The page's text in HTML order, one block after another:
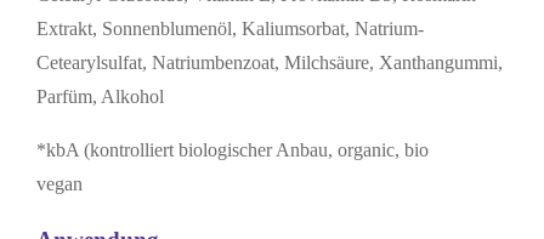
Extrakt, Sonnenblumenöl, Kaliumsorbat, Natrium-
Cetearylsulfat, Natriumbenzoat, Milchsäure, Xanthangummi,
Parfüm, Alkohol
*kbA (kontrolliert biologischer Anbau, organic, bio
vegan